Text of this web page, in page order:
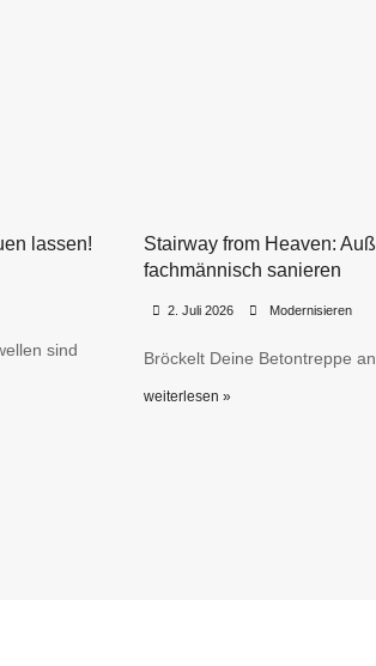
lassen!
sind
Stairway from Heaven:
fachmännisch sanieren
2. Juli 2026 Modernisieren
Bröckelt Deine Betontreppe
weiterlesen »